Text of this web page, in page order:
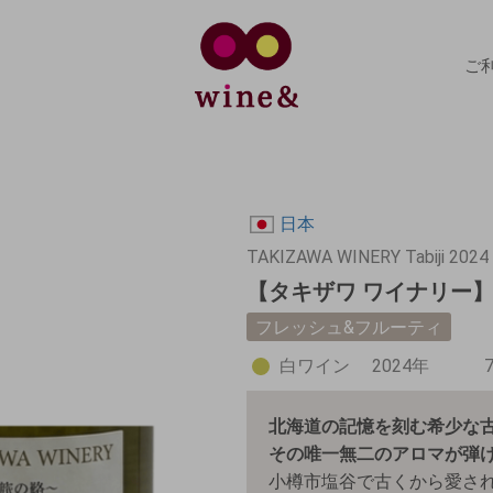
ご
日本
TAKIZAWA WINERY Tabiji 2024
【タキザワ ワイナリー
フレッシュ&フルーティ
白ワイン
2024年
北海道の記憶を刻む希少な
その唯一無二のアロマが弾
小樽市塩谷で古くから愛さ